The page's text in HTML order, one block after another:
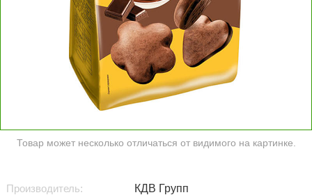
Товар может несколько отличаться от видимого на картинке.
Производитель: КДВ Групп